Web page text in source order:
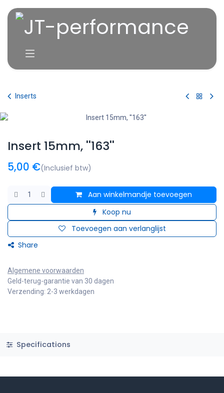
Inserts
Insert 15mm, ''163''
5,00 €(Inclusief btw)
Aan winkelmandje toevoegen
Koop nu
Toevoegen aan verlanglijst
Share
Algemene voorwaarden
Geld-terug-garantie van 30 dagen
Verzending: 2-3 werkdagen
Specifications